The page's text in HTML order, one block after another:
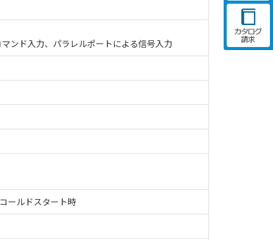
ンド入力、パラレルポートによる信号入力
ールドスタート時